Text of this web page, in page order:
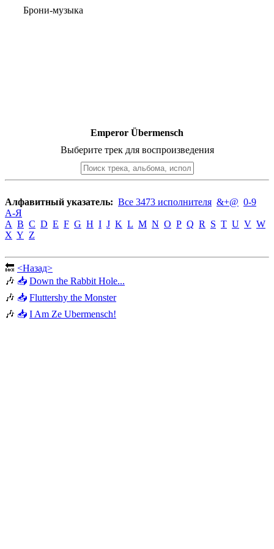
Брони-музыка
Emperor Übermensch
Выберите трек для воспроизведения
Алфавитный указатель: Все 3473 исполнителя &+@ 0-9
А-Я
A B C D E F G H I J K L M N O P Q R S T U V W
X Y Z
🔙 <Назад>
🎶 📥 Down the Rabbit Hole...
🎶 📥 Fluttershy the Monster
🎶 📥 I Am Ze Ubermensch!